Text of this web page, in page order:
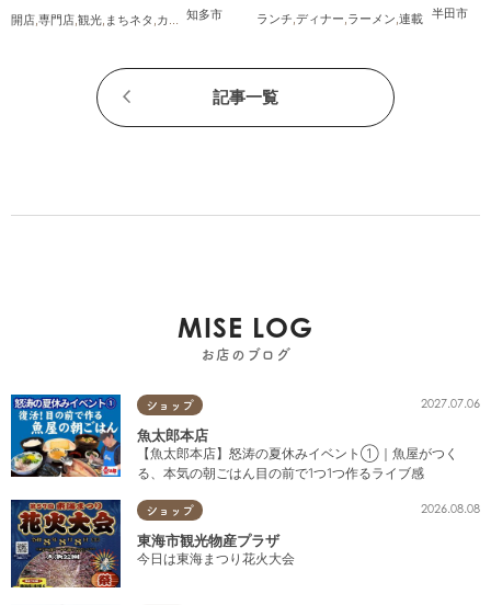
知多市
アムナゴヤ）」が2026年11月下旬
にオープン
開店,専門店,観光, まちネタ ,カップル ,友人 半田市
ランチ,ディナー,ラーメン,連載
記事一覧
MISE LOG
お店のブログ
ショップ 2027.07.06
魚太郎本店
【魚太郎本店】怒涛の夏休みイベント①｜魚屋がつく
る、本気の朝ごはん目の前で1つ1つ作るライブ感
ショップ 2026.08.08
東海市観光物産プラザ
今日は東海まつり花火大会